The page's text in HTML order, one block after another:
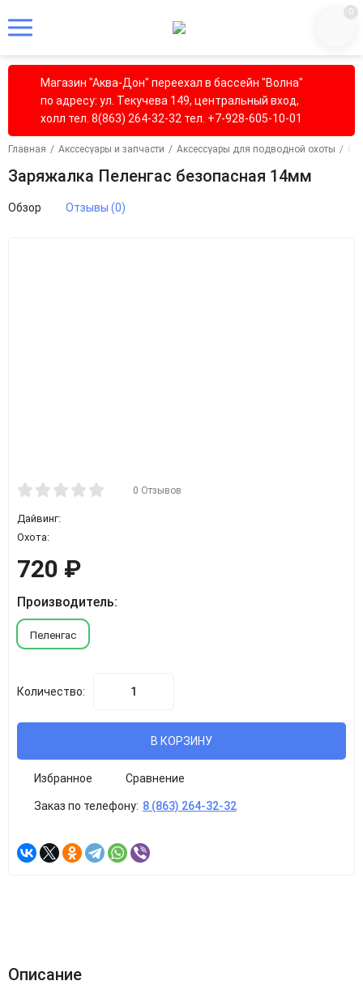
0
Магазин "Аква-Дон" переехал в бассейн "Волна"
по адресу: ул. Текучева 149, центральный вход,
холл тел. 8(863) 264-32-32 тел. +7-928-605-10-01
Главная / Акссесуары и запчасти / Аксессуары для подводной охоты /
Заряжалка Пеленгас безопасная 14мм
Обзор Отзывы (0)
0 Отзывов
Дайвинг:
Охота:
720 ₽
Производитель:
Пеленгас
Количество:
В КОРЗИНУ
Избранное Сравнение
Заказ по телефону: 8 (863) 264-32-32
Описание